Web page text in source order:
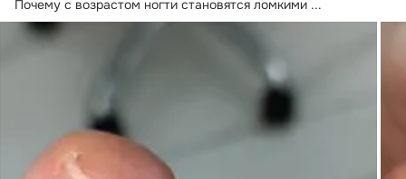
Почему с возрастом ногти становятся ломкими ...